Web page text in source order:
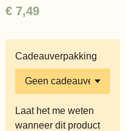
€ 7,49
Cadeauverpakking
Laat het me weten
wanneer dit product